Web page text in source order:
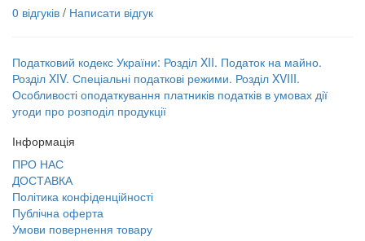
0 відгуків / Написати відгук
Податковий кодекс України: Розділ XII. Податок на майно.
Розділ XIV. Спеціальні податкові режими. Розділ XVIII.
Особливості оподаткування платників податків в умовах дії
угоди про розподіл продукції
Інформація
ПРО НАС
ДОСТАВКА
Політика конфіденційності
Публічна оферта
Умови повернення товару